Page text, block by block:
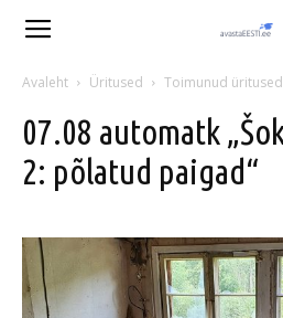
Avaleht Üritused Toimunud üritused
07.08 automatk
2: põlatud paigad“